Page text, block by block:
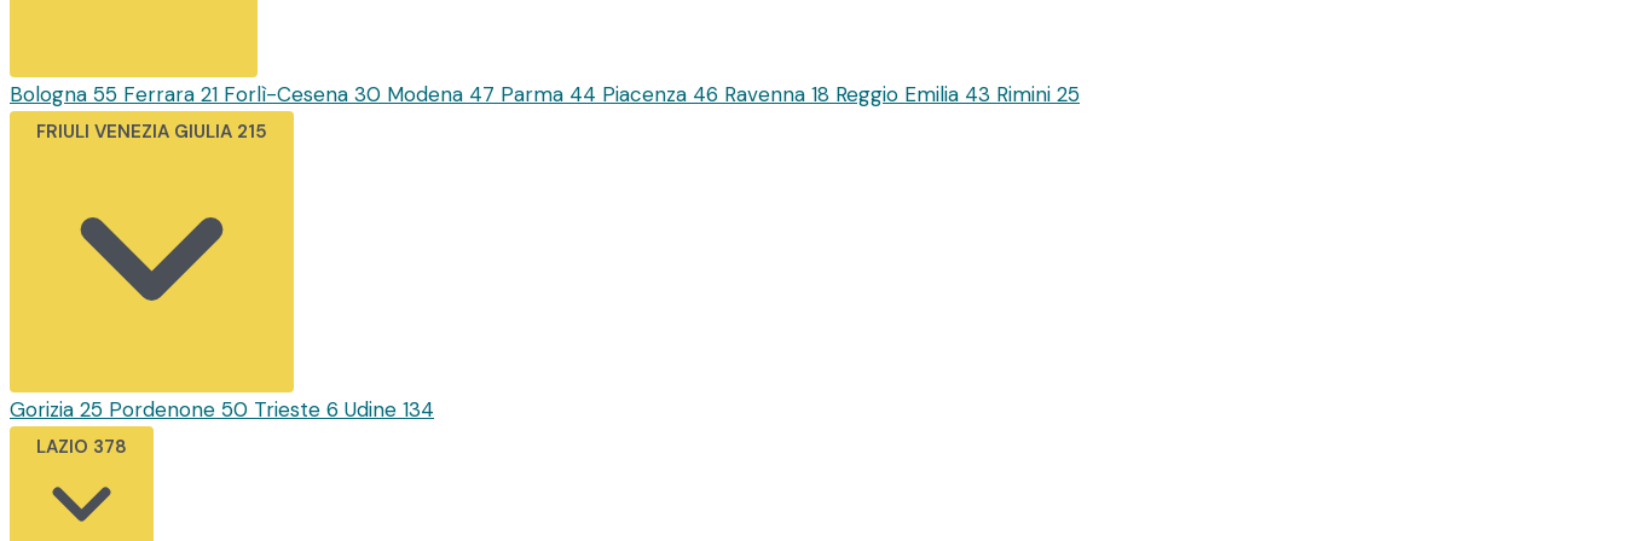
Bologna 55 Ferrara 21 Forlì-Cesena 30 Modena 47 Parma 44 Piacenza 46 Ravenna 18 Reggio Emilia 43 Rimini 25
FRIULI VENEZIA GIULIA 215
Gorizia 25 Pordenone 50 Trieste 6 Udine 134
LAZIO 378